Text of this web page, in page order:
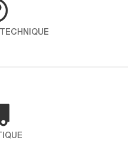
qualité, santé,
toutes les
ICP – Alltek, vous